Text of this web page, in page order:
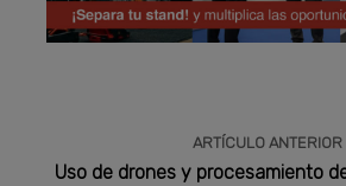
ARTÍCULO ANTERIOR
Uso de drones y procesamiento